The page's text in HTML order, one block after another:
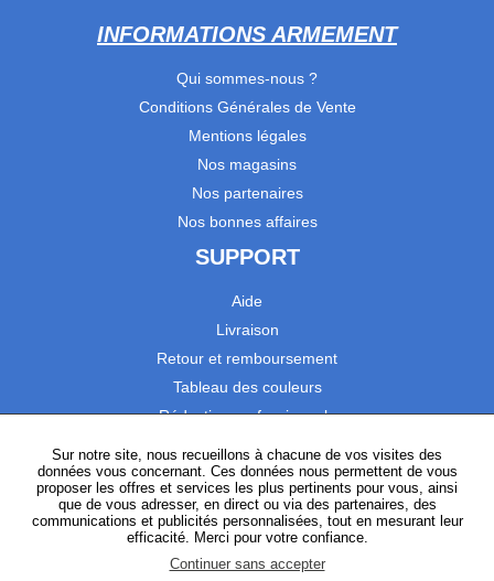
INFORMATIONS ARMEMENT
Qui sommes-nous ?
Conditions Générales de Vente
Mentions légales
Nos magasins
Nos partenaires
Nos bonnes affaires
SUPPORT
Aide
Livraison
Retour et remboursement
Tableau des couleurs
Réduction professionnels
Catalogues
Satisfaction Clients
SUIVEZ-NOUS
Sur notre site, nous recueillons à chacune de vos visites des
données vous concernant. Ces données nous permettent de vous
proposer les offres et services les plus pertinents pour vous, ainsi
que de vous adresser, en direct ou via des partenaires, des
communications et publicités personnalisées, tout en mesurant leur
efficacité. Merci pour votre confiance.
Continuer sans accepter